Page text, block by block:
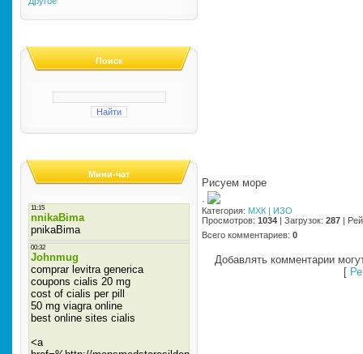
Поиск
Мини-чат
Рисуем море
·
Категория: МХК | ИЗО
Просмотров: 1034 | Загрузок: 287 |
Всего комментариев: 0
Добавлять комментарии
[